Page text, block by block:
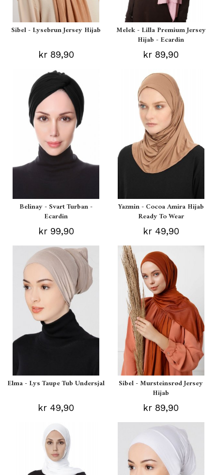
Sibel - Lysebrun Jersey Hijab
kr 89,90
Melek - Lilla Premium Jersey
Hijab - Ecardin
kr 89,90
Belinay - Svart Turban -
Ecardin
kr 99,90
Yazmin - Cocoa Amira Hijab
Ready To Wear
kr 49,90
Elma - Lys Taupe Tub Undersjal
kr 49,90
Sibel - Mursteinsrød Jersey
Hijab
kr 89,90